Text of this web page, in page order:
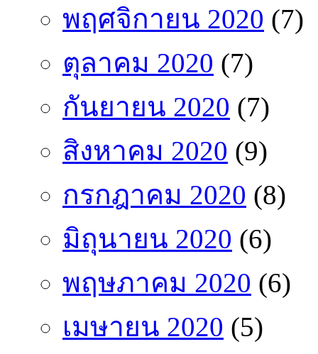
พฤศจิกายน 2020 (7)
ตุลาคม 2020 (7)
กันยายน 2020 (7)
สิงหาคม 2020 (9)
กรกฎาคม 2020 (8)
มิถุนายน 2020 (6)
พฤษภาคม 2020 (6)
เมษายน 2020 (5)